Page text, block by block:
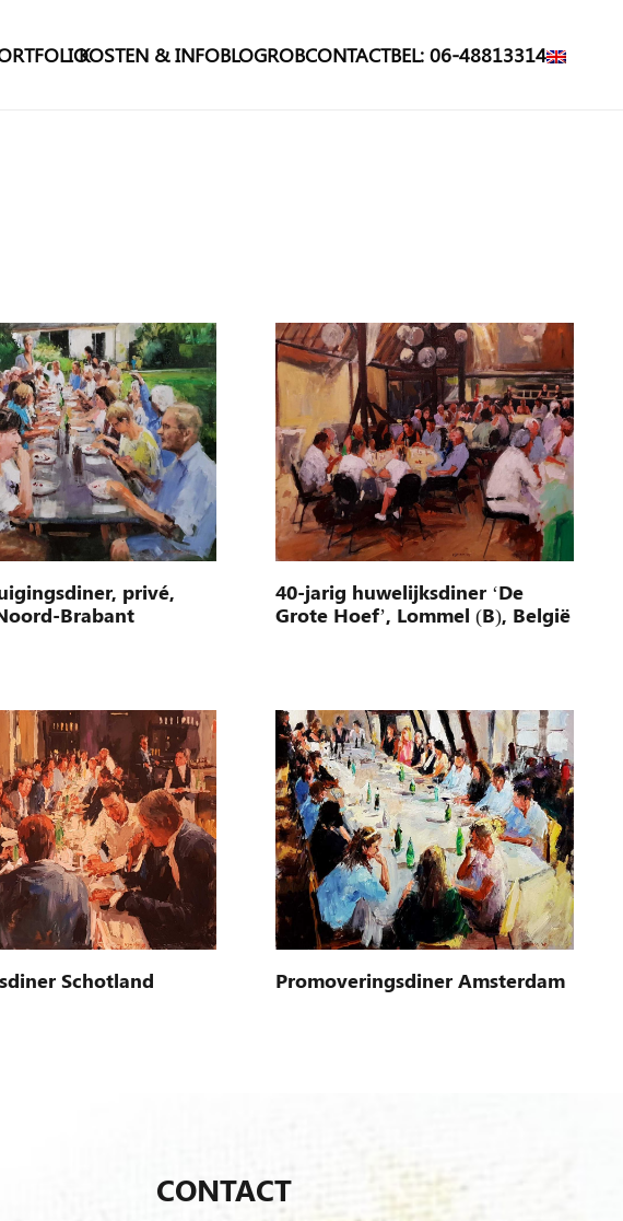
KOSTEN & INFOBLOGROBCONTACTBEL: 06-48813314
privé,
Brabant
40-jarig huwelijksdiner ‘De
Grote Hoef’, Lommel (B), België
Schotland Promoveringsdiner Amsterdam
CONTACT